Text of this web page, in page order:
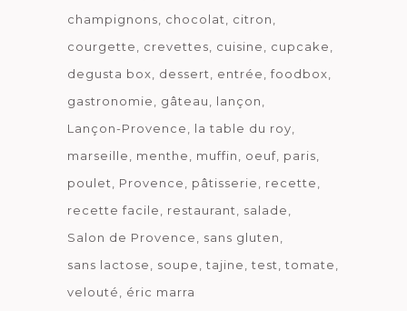
champignons
chocolat
citron
courgette
crevettes cuisine
cupcake
degusta box
dessert entrée
foodbox
gastronomie
gâteau
lançon
Lançon-Provence
la table du roy
marseille
menthe muffin oeuf paris
poulet
Provence pâtisserie
recette
recette facile
restaurant
salade
Salon de Provence
sans gluten
sans lactose
soupe tajine test
tomate
velouté
éric marra